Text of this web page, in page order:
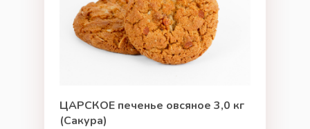
ЦАРСКОЕ печенье овсяное 3,0 кг
(Сакура)